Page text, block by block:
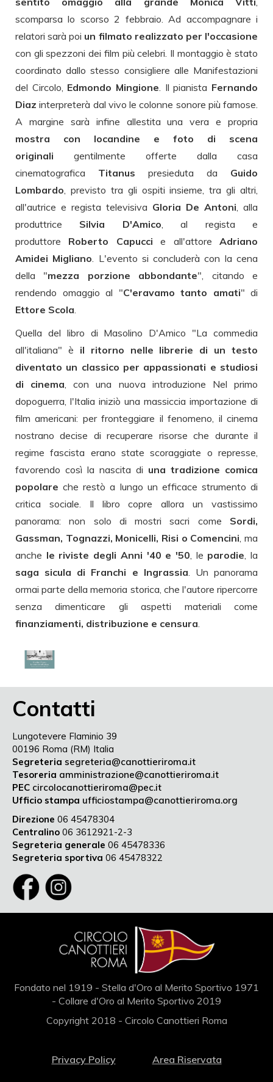
scomparsa lo scorso 2 febbraio. Ad accompagnare i
relatori sarà poi un filmato realizzato per l'occasione
con gli spezzoni dei film più celebri. Il montaggio è stato
coordinato dallo stesso consigliere alle Manifestazioni
del Circolo, Edmondo Mingione . Il pianista Fernando
Diaz interpreterà dal vivo le colonne sonore più famose.
A margine sarà infine allestita una vera e propria
mostra con locandine e foto di scena
originali gentilmente offerte dalla casa
cinematografica Titanus presieduta da Guido
Lombardo , previsto tra gli ospiti insieme, tra gli altri,
all'autrice e regista televisiva Gloria De Antoni , alla
produttrice Silvia D'Amico
al regista e
produttore Roberto Capuccie all'attoreAdriano
Amidei Migliano . L'evento si concluderà con la cena
della "mezza porzione abbondante", citando e
rendendo omaggio al "C'eravamo tanto amati" di
Ettore Scola
Quella del libro di Masolino D'Amico "La commedia
all'italiana" è il ritorno nelle librerie di un testo
diventato un classico per appassionati e studiosi
di cinema , con una nuova introduzione Nel primo
dopoguerra, l'Italia iniziò una massiccia importazione di
film americani: per fronteggiare il fenomeno, il cinema
nostrano decise di recuperare risorse che durante il
regime fascista erano state scoraggiate o represse,
favorendo così la nascita di una tradizione comica
popolareche restò a lungo un efficace strumento di
critica sociale. Il libro copre allora un vastissimo
panorama: non solo di mostri sacri come Sordi,
Gassman, Tognazzi, Monicelli, Risi o Comencini , ma
anche le riviste degli Anni '40 e '50 , le parodie , la
saga sicula di Franchi e Ingrassia . Un panorama
ormai parte della memoria storica, che l'autore ripercorre
senza dimenticare gli aspetti materiali come
finanziamenti, distribuzione e censura
Contatti
Lungotevere Flaminio 39
00196 Roma (RM) Italia
Segreteria segreteria@canottieriroma.it
Tesoreria amministrazione@canottieriroma.it
PEC circolocanottieriroma@pec.it
Ufficio stampa ufficiostampa@canottieriroma.org
Direzione 06 45478304
Centralino 06 3612921-2-3
Segreteria generale 06 45478336
Segreteria sportiva 06 45478322
Fondato nel 1919 - Stella d'Oro al Merito Sportivo 1971
- Collare d'Oro al Merito Sportivo 2019
Copyright 2018 - Circolo Canottieri Roma
Privacy Policy Area Riservata